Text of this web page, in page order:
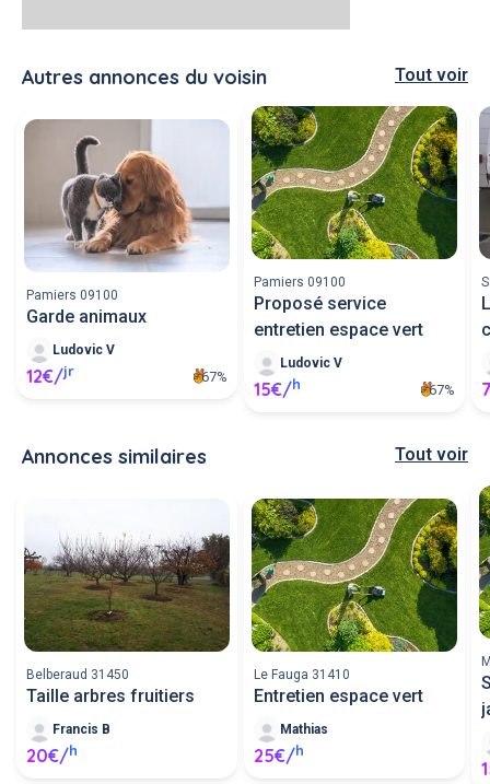
Autres annonces du voisin Tout voir
Pamiers 09100
Garde animaux
Ludovic V
12€/jr 67%
Pamiers 09100
Proposé service
entretien espace vert
Ludovic V
15€/h 67%
Annonces similaires Tout voir
Belberaud 31450
Taille arbres fruitiers
Francis B
20€/h
Le Fauga 31410
Entretien espace vert
Mathias
25€/h